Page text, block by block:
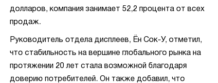
долларов, компания занимает 52,2 процента от всех
продаж.
Руководитель отдела дисплеев, Ён Сок-У, отметил,
что стабильность на вершине глобального рынка на
протяжении 20 лет стала возможной благодаря
доверию потребителей. Он также добавил, что